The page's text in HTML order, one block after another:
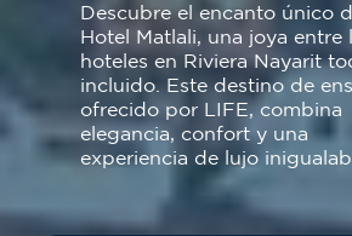
Descubre el encanto único
Hotel Matlali, una joya entre
hoteles en Riviera Nayarit
incluido. Este destino de
ofrecido por LIFE, combina
elegancia, confort y una
experiencia de lujo